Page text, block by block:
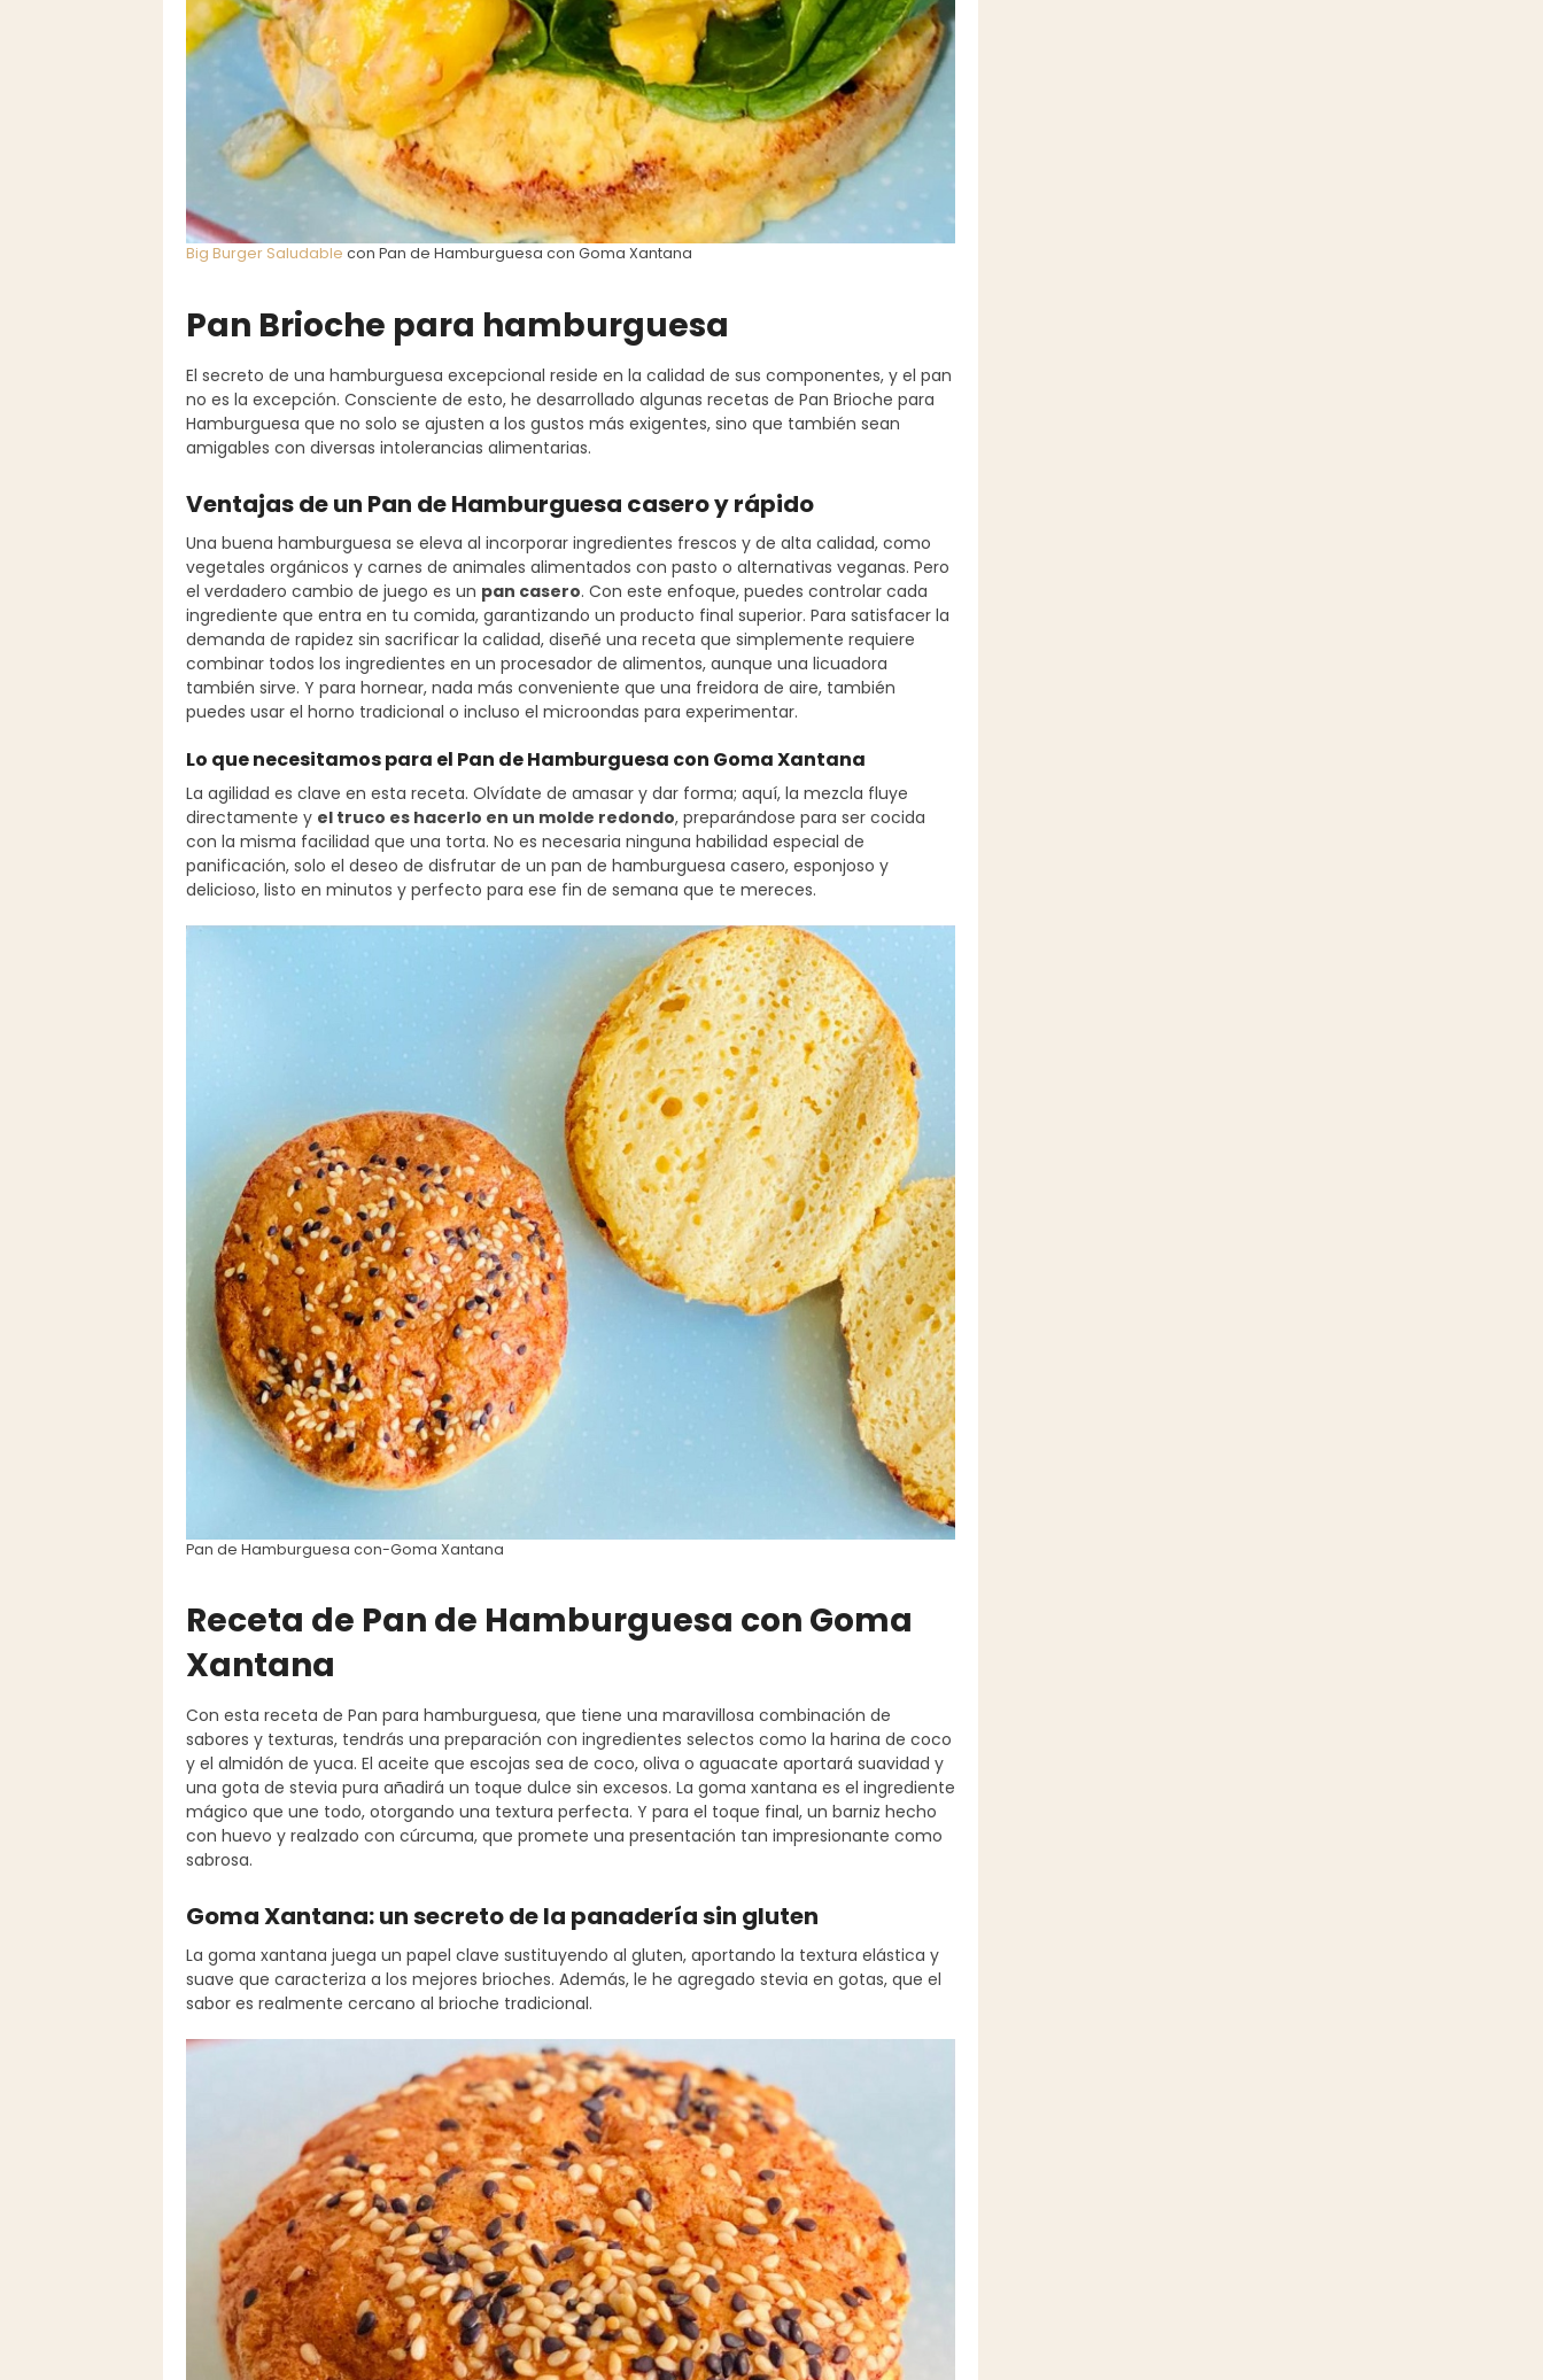
Big Burger Saludable con Pan de Hamburguesa con Goma Xantana
Pan Brioche para hamburguesa
El secreto de una hamburguesa excepcional reside en la calidad de sus componentes, y el pan
no es la excepción. Consciente de esto, he desarrollado algunas recetas de Pan Brioche para
Hamburguesa que no solo se ajusten a los gustos más exigentes, sino que también sean
amigables con diversas intolerancias alimentarias.
Ventajas de un Pan de Hamburguesa casero y rápido
Una buena hamburguesa se eleva al incorporar ingredientes frescos y de alta calidad, como
vegetales orgánicos y carnes de animales alimentados con pasto o alternativas veganas. Pero
el verdadero cambio de juego es un pan casero. Con este enfoque, puedes controlar cada
ingrediente que entra en tu comida, garantizando un producto final superior. Para satisfacer la
demanda de rapidez sin sacrificar la calidad, diseñé una receta que simplemente requiere
combinar todos los ingredientes en un procesador de alimentos, aunque una licuadora
también sirve. Y para hornear, nada más conveniente que una freidora de aire, también
puedes usar el horno tradicional o incluso el microondas para experimentar.
Lo que necesitamos para el Pan de Hamburguesa con Goma Xantana
La agilidad es clave en esta receta. Olvídate de amasar y dar forma; aquí, la mezcla fluye
directamente y el truco es hacerlo en un molde redondo, preparándose para ser cocida
con la misma facilidad que una torta. No es necesaria ninguna habilidad especial de
panificación, solo el deseo de disfrutar de un pan de hamburguesa casero, esponjoso y
delicioso, listo en minutos y perfecto para ese fin de semana que te mereces.
Pan de Hamburguesa con-Goma Xantana
Receta de Pan de Hamburguesa con Goma
Xantana
Con esta receta de Pan para hamburguesa, que tiene una maravillosa combinación de
sabores y texturas, tendrás una preparación con ingredientes selectos como la harina de coco
y el almidón de yuca. El aceite que escojas sea de coco, oliva o aguacate aportará suavidad y
una gota de stevia pura añadirá un toque dulce sin excesos. La goma xantana es el ingrediente
mágico que une todo, otorgando una textura perfecta. Y para el toque final, un barniz hecho
con huevo y realzado con cúrcuma, que promete una presentación tan impresionante como
sabrosa.
Goma Xantana: un secreto de la panadería sin gluten
La goma xantana juega un papel clave sustituyendo al gluten, aportando la textura elástica y
suave que caracteriza a los mejores brioches. Además, le he agregado stevia en gotas, que el
sabor es realmente cercano al brioche tradicional.